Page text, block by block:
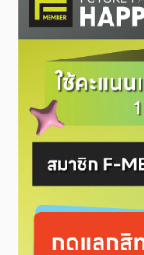
เกี่ยวกับเรา
ผู้เช่าพื้นที่
ร่วมงานกับเรา
ตำแหน่งงาน
สมัครงาน
สิทธิประโยชน์ที่ฟิวเจอร์พาร์ค